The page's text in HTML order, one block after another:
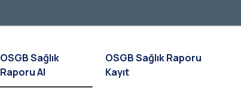
OSGB Sağlık
Raporu Al
OSGB Sağlık Raporu
Kayıt